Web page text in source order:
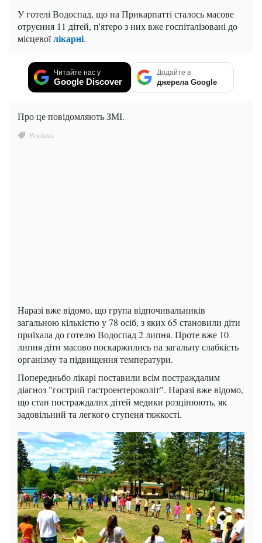
У готелі Водоспад, що на Прикарпатті сталось масове
отруєння 11 дітей, п'ятеро з них вже госпіталізовані до
місцевоїлікарні.
Читайте нас у
Google Discover
Додайте в
джерела Google
Про це повідомляють ЗМІ.
Наразі вже відомо, що група відпочивальників
загальною кількістю у 78 осіб, з яких 65 становили діти
приїхала до готелю Водоспад 2 липня. Проте вже 10
липня діти масово поскаржились на загальну слабкість
організму та підвищення температури.
Попередньбо лікарі поставили всім постраждалим
діагноз "гострий гастроентероколіт". Наразі вже відомо,
що стан постраждалих дітей медики розцінюють, як
задовільний та легкого ступеня тяжкості.